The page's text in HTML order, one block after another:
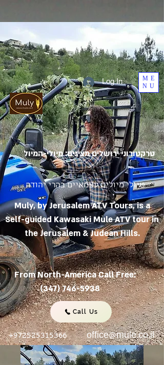
Log In
ME
NU
טרקטורוני ירושלים מציגים: מיולי-המיול
טיולי מיולים עצמאיים בהרי יהודה
Muly, by Jerusalem ATV Tours, is a
Self-guided Kawasaki Mule ATV tour in
the Jerusalem & Judean Hills.
From North-America Call Free:
(347) 746-5938
Call Us
+972525315366 office@mule.co.il